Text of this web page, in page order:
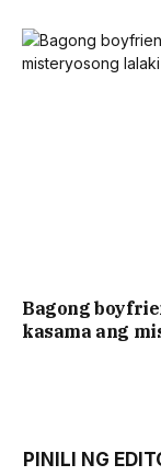
Bagong
kasama ang
PINILI NG